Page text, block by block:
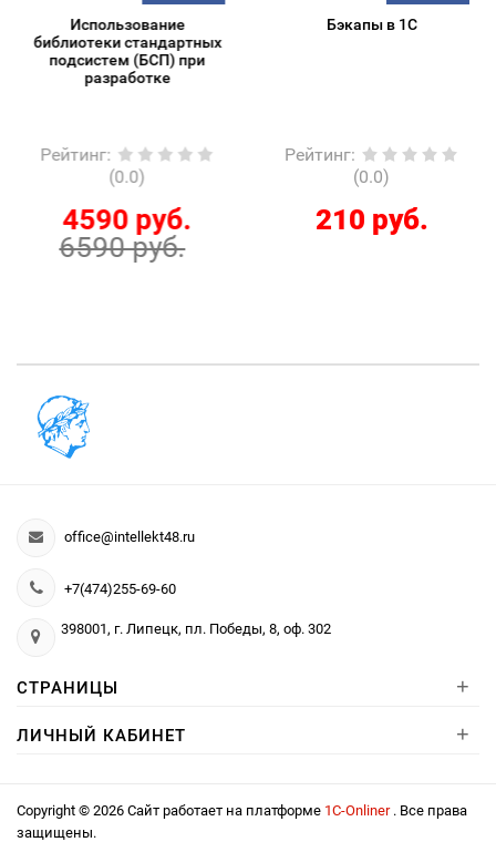
Использование
библиотеки стандартных
подсистем (БСП) при
разработке
Рейтинг:
(0.0)
4590 руб.
6590 руб.
Бэкапы в 1С
Рейтинг:
(0.0)
210 руб.
office@intellekt48.ru
+7(474)255-69-60
398001, г. Липецк, пл. Победы, 8, оф. 302
СТРАНИЦЫ +
ЛИЧНЫЙ КАБИНЕТ +
Copyright © 2026 Сайт работает на платформе 1С-Onliner . Все права
защищены.